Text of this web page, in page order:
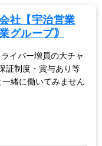
社【宇治営業
グループ｠
イバー増員の大チャ
証制度・賞与あり等
緒に働いてみません